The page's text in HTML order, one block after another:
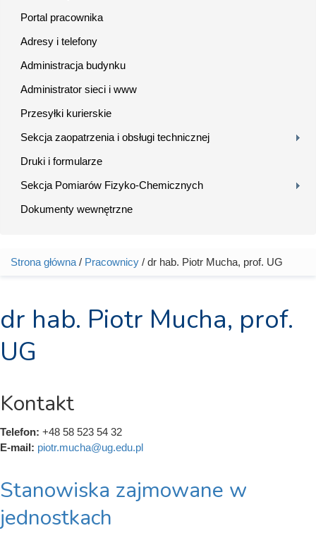
Portal pracownika
Adresy i telefony
Administracja budynku
Administrator sieci i www
Przesyłki kurierskie
Sekcja zaopatrzenia i obsługi technicznej
Druki i formularze
Sekcja Pomiarów Fizyko-Chemicznych
Dokumenty wewnętrzne
Jesteś tutaj
Strona główna / Pracownicy / dr hab. Piotr Mucha, prof. UG
dr hab. Piotr Mucha, prof.
UG
Kontakt
Telefon: +48 58 523 54 32
E-mail: piotr.mucha@ug.edu.pl
Stanowiska zajmowane w
jednostkach